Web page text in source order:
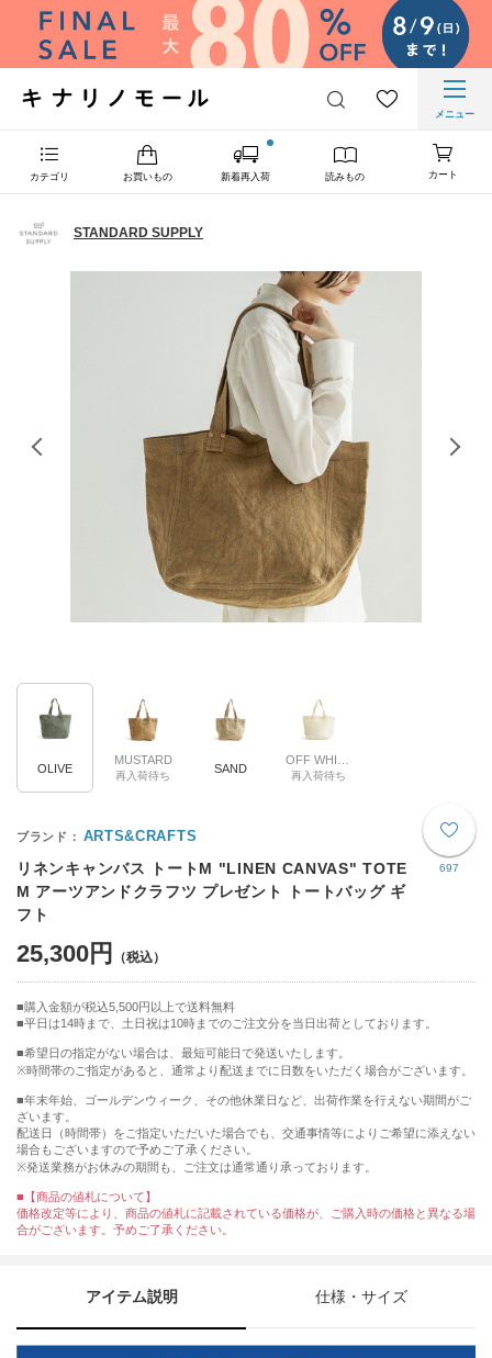
メニュー
カテゴリ お買いもの 新着再入荷 読みもの カート
STANDARD SUPPLY
OLIVE
MUSTARD
再入荷待ち
SAND
再入荷待ち
697
ARTS&CRAFTS
リネンキャンバス トートM "LINEN CANVAS" TOTE
M アーツアンドクラフツ プレゼント トートバッグ ギ
フト
25,300円
購入金額が税込5,500円以上で送料無料
平日は14時まで、土日祝は10時までのご注文分を当日出荷としております。
■希望日の指定がない場合は、最短可能日で発送いたします。
※時間帯のご指定があると、通常より配送までに日数をいただく場合がございます。
■年末年始、ゴールデンウィーク、その他休業日など、出荷作業を行えない期間がご
ざいます。
配送日（時間帯）をご指定いただいた場合でも、交通事情等によりご希望に添えない
場合もございますので予めご了承ください。
※発送業務がお休みの期間も、ご注文は通常通り承っております。
■【商品の値札について】
価格改定等により、商品の値札に記載されている価格が、ご購入時の価格と異なる場
合がございます。予めご了承ください。
アイテム説明 仕様・サイズ